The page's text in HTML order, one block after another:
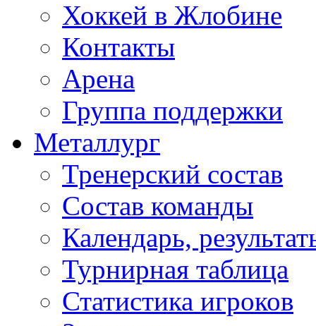
Хоккей в Жлобине
Контакты
Арена
Группа поддержки
Металлург
Тренерский состав
Состав команды
Календарь,
Турнирная таблица
Статистика игроков